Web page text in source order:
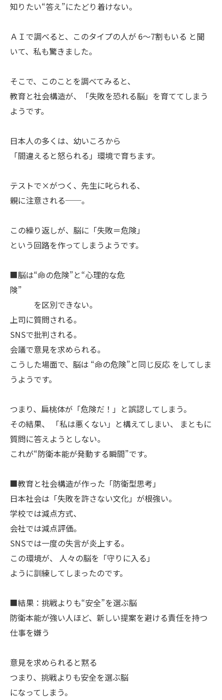
知りたい“答え”にたどり着けない。
ＡＩで調べると、このタイプの人が 6〜7割もいる と聞
いて、私も驚きました。
そこで、このことを調べてみると、
教育と社会構造が、「失敗を恐れる脳」を育ててしまう
ようです。
日本人の多くは、幼いころから
「間違えると怒られる」環境で育ちます。
テストで×がつく、先生に叱られる、
親に注意される──。
この繰り返しが、脳に「失敗＝危険」
という回路を作ってしまうようです。
■脳は“命の危険”と“心理的な危
険”
を区別できない。
上司に質問される。
SNSで批判される。
会議で意見を求められる。
こうした場面で、脳は “命の危険”と同じ反応 をしてしま
うようです。
つまり、扁桃体が「危険だ！」と誤認してしまう。
その結果、 「私は悪くない」と構えてしまい、 まともに
質問に答えようとしない。
これが“防衛本能が発動する瞬間”です。
■教育と社会構造が作った「防衛型思考」
日本社会は「失敗を許さない文化」が根強い。
学校では減点方式、
会社では減点評価。
SNSでは一度の失言が炎上する。
この環境が、 人々の脳を「守りに入る」
ように訓練してしまったのです。
■結果：挑戦よりも“安全”を選ぶ脳
防衛本能が強い人ほど、新しい提案を避ける責任を持つ
仕事を嫌う
意見を求められると黙る
つまり、挑戦よりも安全を選ぶ脳
になってしまう。